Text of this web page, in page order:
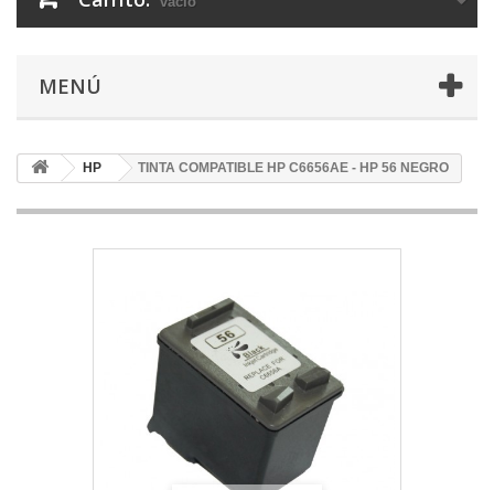
MENÚ
HP TINTA COMPATIBLE HP C6656AE - HP 56 NEGRO